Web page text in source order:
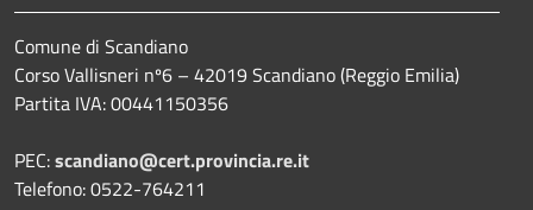
Comune di Scandiano
Corso Vallisneri nº6 – 42019 Scandiano (Reggio Emilia)
Partita IVA: 00441150356
PEC:scandiano@cert.provincia.re.it
Telefono: 0522-764211